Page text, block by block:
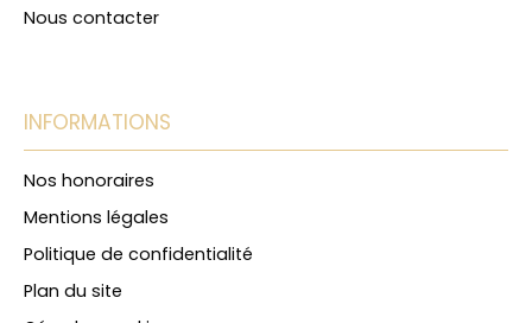
Nous contacter
INFORMATIONS
Nos honoraires
Mentions légales
Politique de confidentialité
Plan du site